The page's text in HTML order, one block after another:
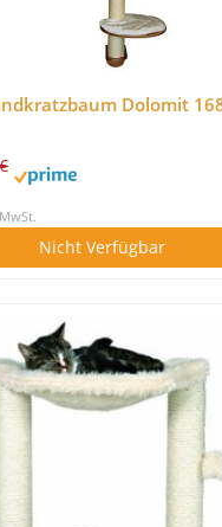
Dolomit
Nicht Verfügbar